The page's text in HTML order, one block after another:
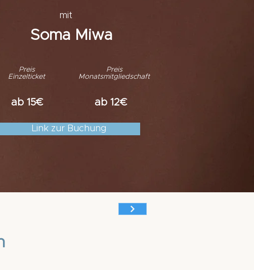
mit
Soma Miwa
Preis
Einzelticket
ab 15€
Preis
Monatsmitgliedschaft
ab 12€
Link zur Buchung